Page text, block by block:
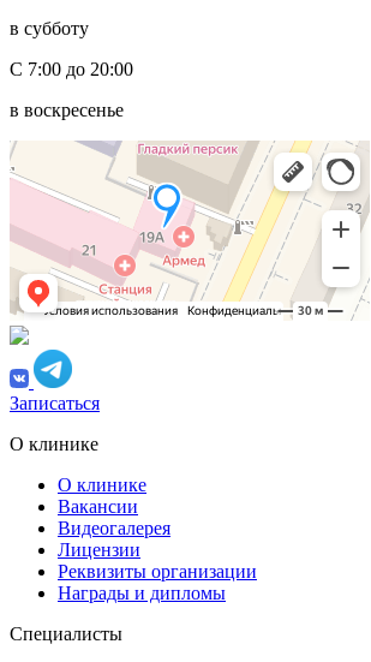
в субботу
С 7:00 до 20:00
в воскресенье
Записаться
О клинике
О клинике
Вакансии
Видеогалерея
Лицензии
Реквизиты организации
Награды и дипломы
Специалисты